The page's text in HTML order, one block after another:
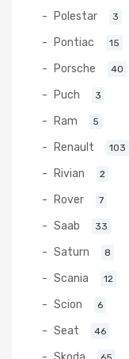
Polestar 3
Pontiac 15
Porsche 40
Puch 3
Ram 5
Renault 103
Rivian 2
Rover 7
Saab 33
Saturn 8
Scania 12
Scion 6
Seat 46
Skoda